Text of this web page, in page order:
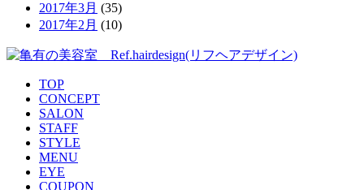
2017年3月 (35)
2017年2月 (10)
TOP
CONCEPT
SALON
STAFF
STYLE
MENU
EYE
COUPON